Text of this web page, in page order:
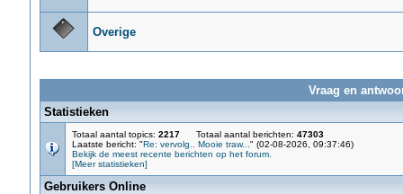
Overige
Vraag en
Statistieken
Totaal aantal topics: 2217Totaal aantal berichten: 47303
Laatste bericht: "Re: vervolg.. Mooie traw... " (02-08-2026, 09:37:46)
Bekijk de meest recente berichten op het forum.
[Meer statistieken]
Gebruikers Online